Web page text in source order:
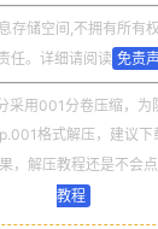
存储空间,不拥有所有
任。详细请阅读 免责
采用001分卷压缩，为
格式解压，建议
，解压教程还是不会
教程